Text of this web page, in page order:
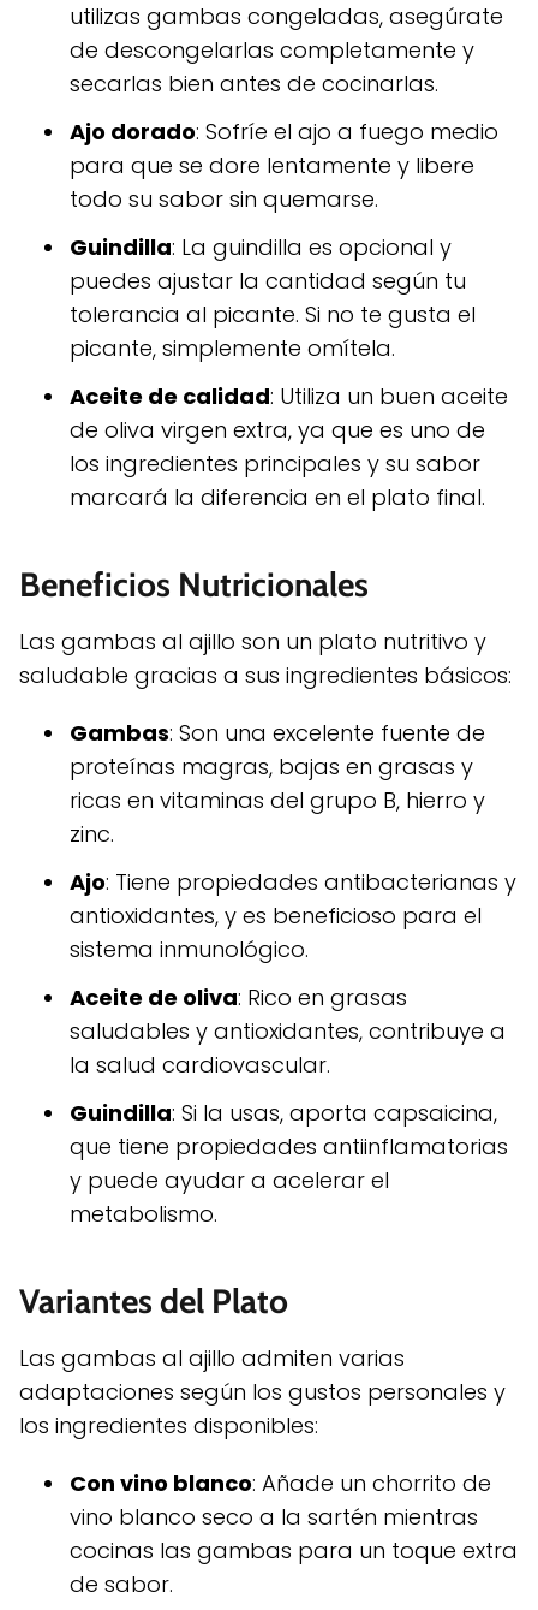
utilizas gambas congeladas, asegúrate
de descongelarlas completamente y
secarlas bien antes de cocinarlas.
Ajo dorado: Sofríe el ajo a fuego medio
para que se dore lentamente y libere
todo su sabor sin quemarse.
Guindilla: La guindilla es opcional y
puedes ajustar la cantidad según tu
tolerancia al picante. Si no te gusta el
picante, simplemente omítela.
Aceite de calidad: Utiliza un buen aceite
de oliva virgen extra, ya que es uno de
los ingredientes principales y su sabor
marcará la diferencia en el plato final.
Beneficios Nutricionales
Las gambas al ajillo son un plato nutritivo y
saludable gracias a sus ingredientes básicos:
Gambas: Son una excelente fuente de
proteínas magras, bajas en grasas y
ricas en vitaminas del grupo B, hierro y
zinc.
Ajo: Tiene propiedades antibacterianas y
antioxidantes, y es beneficioso para el
sistema inmunológico.
Aceite de oliva: Rico en grasas
saludables y antioxidantes, contribuye a
la salud cardiovascular.
Guindilla: Si la usas, aporta capsaicina,
que tiene propiedades antiinflamatorias
y puede ayudar a acelerar el
metabolismo.
Variantes del Plato
Las gambas al ajillo admiten varias
adaptaciones según los gustos personales y
los ingredientes disponibles:
Con vino blanco: Añade un chorrito de
vino blanco seco a la sartén mientras
cocinas las gambas para un toque extra
de sabor.